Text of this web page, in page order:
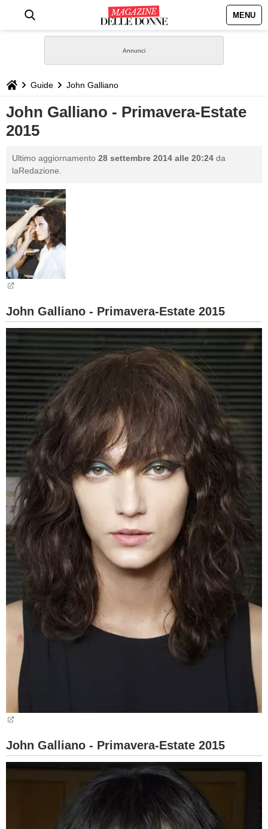
MENU
STILE
BIOGRAFIE
DEFINIZIONI
GASTRONOMIA
CAPELLI
SESSO
BAMBINO
DIETA
GUIDE
FORUM
Guide John Galliano
John Galliano - Primavera-Estate
2015
Ultimo aggiornamento 28 settembre 2014 alle 20:24 da
laRedazione.
John Galliano - Primavera-Estate 2015
John Galliano - Primavera-Estate 2015